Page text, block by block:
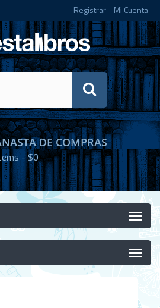
Registrar Mi Cuenta
DE COMPRAS
-$0